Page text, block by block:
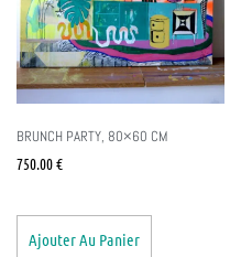
BRUNCH PARTY, 80×60 CM
750.00€
Ajouter Au Panier